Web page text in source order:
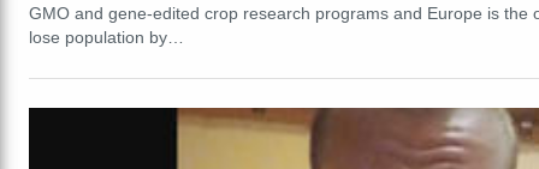
GMO and gene-edited crop research programs and Europe is the
lose population by…